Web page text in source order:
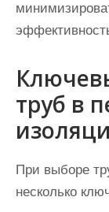
труб в
При выборе
несколько